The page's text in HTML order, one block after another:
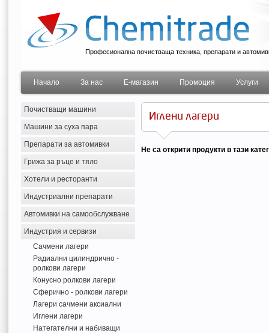
Професионална почистваща техника, препарати и
Начало За нас Е-магазин Промоция Услуги
Почистващи машини
Машини за суха пара
Препарати за автомивки
Грижа за ръце и тяло
Хотели и ресторанти
Индустриални препарати
Автомивки на самообслужване
Индустрия и сервизи
Сачмени лагери
Радиални цилиндрично -
ролкови лагери
Конусно ролкови лагери
Сферично - ролкови лагери
Лагери сачмени аксиални
Иглени лагери
Натегателни и набиващи
Иглени лагери
Не са открити продукти в тази